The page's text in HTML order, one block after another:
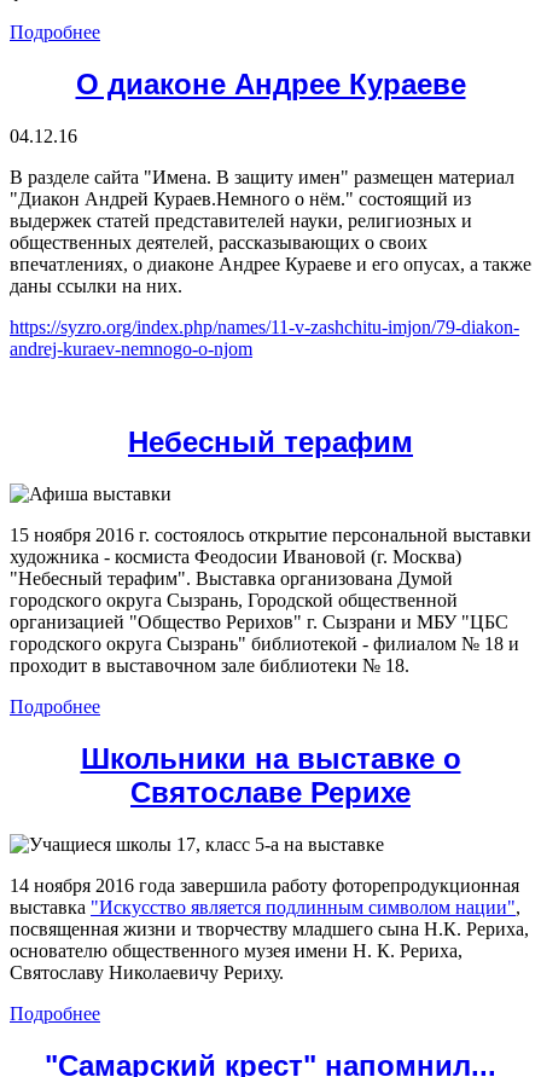
Подробнее
О диаконе Андрее Кураеве
04.12.16
В разделе сайта "Имена. В защиту имен" размещен материал
"Диакон Андрей Кураев.Немного о нём." состоящий из
выдержек статей представителей науки, религиозных и
общественных деятелей, рассказывающих о своих
впечатлениях, о диаконе Андрее Кураеве и его опусах, а также
даны ссылки на них.
https://syzro.org/index.php/names/11-v-zashchitu-imjon/79-diakon-
andrej-kuraev-nemnogo-o-njom
Небесный терафим
15 ноября 2016 г. состоялось открытие персональной выставки
художника - космиста Феодосии Ивановой (г. Москва)
"Небесный терафим". Выставка организована Думой
городского округа Сызрань, Городской общественной
организацией "Общество Рерихов" г. Сызрани и МБУ "ЦБС
городского округа Сызрань" библиотекой - филиалом № 18 и
проходит в выставочном зале библиотеки № 18.
Подробнее
Школьники на выставке о
Святославе Рерихе
14 ноября 2016 года завершила работу фоторепродукционная
выставка "Искусство является подлинным символом нации",
посвященная жизни и творчеству младшего сына Н.К. Рериха,
основателю общественного музея имени Н. К. Рериха,
Святославу Николаевичу Рериху.
Подробнее
"Самарский крест" напомнил...